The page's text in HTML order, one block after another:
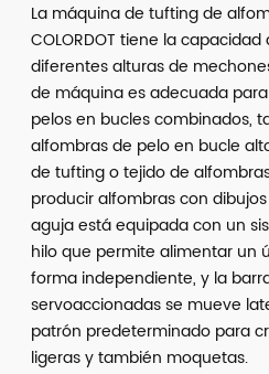
La máquina de tufting de
COLORDOT tiene la
diferentes alturas de
de máquina es adecuada
pelos en bucles combinados,
alfombras de pelo en bucle
de tufting o tejido de
producir alfombras con
aguja está equipada con un
hilo que permite alimentar un
forma independiente, y la
servoaccionadas se mueve
patrón predeterminado para
ligeras y también moquetas.